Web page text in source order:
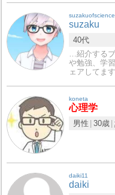
suzakuofscience
suzaku
40代
…紹介する
や勉強、学
ェアしてま
koneta
心理学
男性 30歳
daiki11
daiki